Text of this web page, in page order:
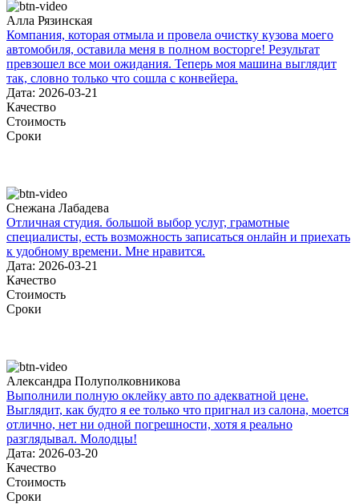
Алла Рязинская
Компания, которая отмыла и провела очистку кузова моего
автомобиля, оставила меня в полном восторге! Результат
превзошел все мои ожидания. Теперь моя машина выглядит
так, словно только что сошла с конвейера.
Дата: 2026-03-21
Качество
Стоимость
Сроки
Снежана Лабадева
Отличная студия. большой выбор услуг, грамотные
специалисты, есть возможность записаться онлайн и приехать
к удобному времени. Мне нравится.
Дата: 2026-03-21
Качество
Стоимость
Сроки
Александра Полуполковникова
Выполнили полную оклейку авто по адекватной цене.
Выглядит, как будто я ее только что пригнал из салона, моется
отлично, нет ни одной погрешности, хотя я реально
разглядывал. Молодцы!
Дата: 2026-03-20
Качество
Стоимость
Сроки